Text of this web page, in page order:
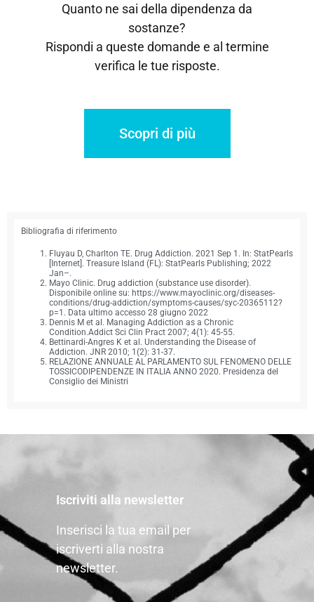
Quanto ne sai della dipendenza da
sostanze?
Rispondi a queste domande e al termine
verifica le tue risposte.
Scopri di più
Bibliografia di riferimento
Fluyau D, Charlton TE. Drug Addiction. 2021 Sep 1. In: StatPearls
[Internet]. Treasure Island (FL): StatPearls Publishing; 2022
Jan–.
Mayo Clinic. Drug addiction (substance use disorder).
Disponibile online su: https://www.mayoclinic.org/diseases-
conditions/drug-addiction/symptoms-causes/syc-20365112?
p=1. Data ultimo accesso 28 giugno 2022
Dennis M et al. Managing Addiction as a Chronic
Condition.Addict Sci Clin Pract 2007; 4(1): 45-55.
Bettinardi-Angres K et al. Understanding the Disease of
Addiction. JNR 2010; 1(2): 31-37.
RELAZIONE ANNUALE AL PARLAMENTO SUL FENOMENO DELLE
TOSSICODIPENDENZE IN ITALIA ANNO 2020. Presidenza del
Consiglio dei Ministri
Iscriviti alla newsletter
Inserisci la tua email per
iscriverti alla nostra
newsletter.